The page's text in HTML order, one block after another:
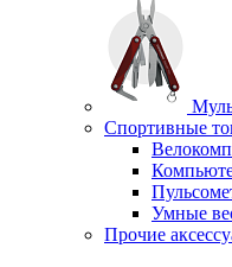
Спортивные
Умные
Прочие